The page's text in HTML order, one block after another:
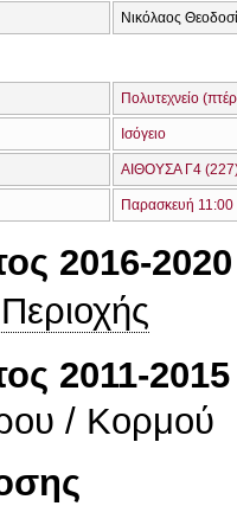
Νικόλαος
Πολυτεχνείο
Ισόγειο
ΑΙΘΟΥΣΑ Γ4
Παρασκευή
2016-2020
2011-2015
/ Κορμού